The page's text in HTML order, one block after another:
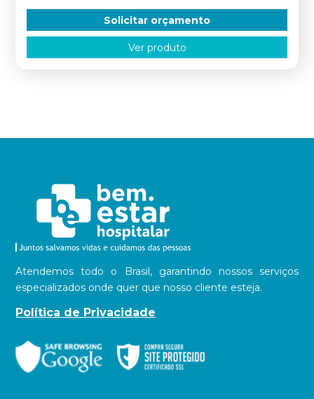
Solicitar orçamento
Ver produto
Atendemos todo o Brasil, garantindo nossos serviços
especializados onde quer que nosso cliente esteja.
Política de Privacidade